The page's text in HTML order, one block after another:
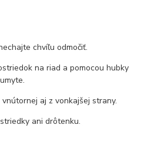
chvíľu odmočiť.
na riad a pomocou hubky
aj z vonkajšej strany.
ani drôtenku.